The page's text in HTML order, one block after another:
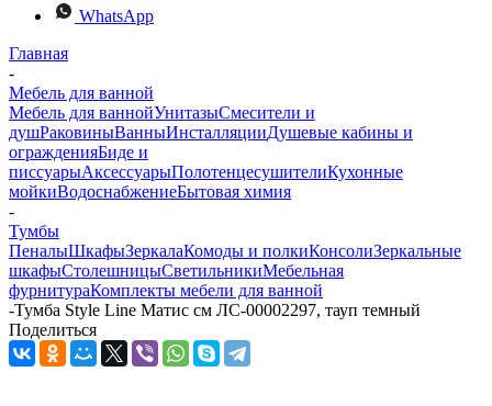
WhatsApp
Главная
-
Мебель для ванной
Мебель для ваннойУнитазыСмесители и
душРаковиныВанныИнсталляцииДушевые кабины и
огражденияБиде и
писсуарыАксессуарыПолотенцесушителиКухонные
мойкиВодоснабжениеБытовая химия
-
Тумбы
ПеналыШкафыЗеркалаКомоды и полкиКонсолиЗеркальные
шкафыСтолешницыСветильникиМебельная
фурнитураКомплекты мебели для ванной
-Тумба Style Line Матис см ЛС-00002297, тауп темный
Поделиться